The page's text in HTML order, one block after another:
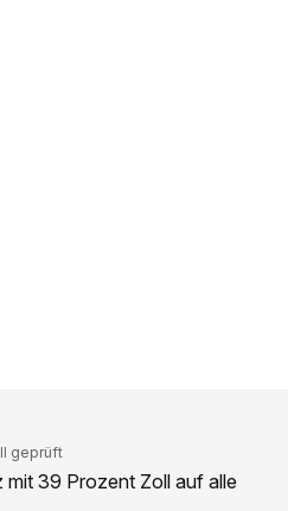
geprüft
39 Prozent Zoll auf alle